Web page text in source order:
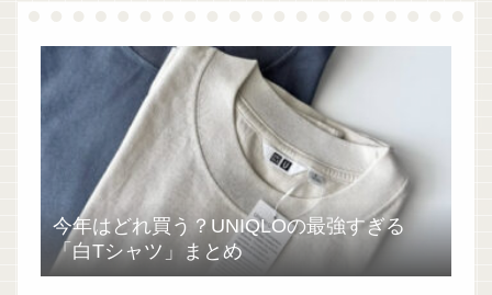
今年はどれ買う？UNIQLOの最強すぎる
「白Tシャツ」まとめ